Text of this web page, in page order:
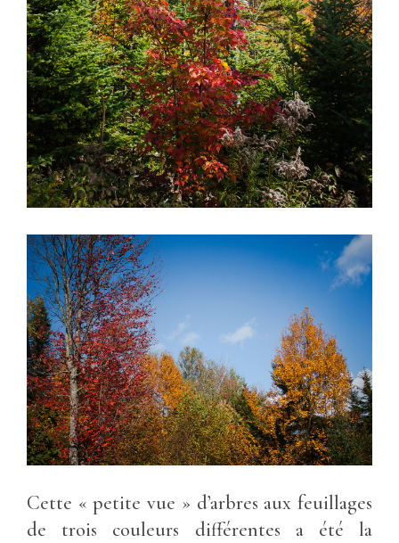
Cette « petite vue » d’arbres aux feuillages
de trois couleurs différentes a été la